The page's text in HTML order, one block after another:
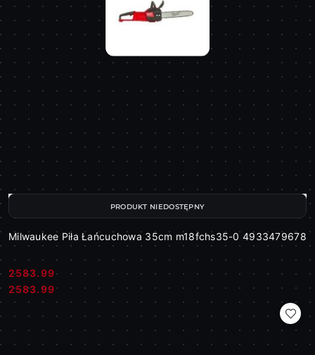
Milwaukee Piła Łańcuchowa 35cm m18fchs35-0 4933479678
Cena:
2583.99
Cena:
2583.99
PRODUKT NIEDOSTĘPNY